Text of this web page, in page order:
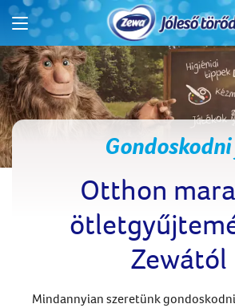
Otthon
Zewától
Mindannyian szeretünk